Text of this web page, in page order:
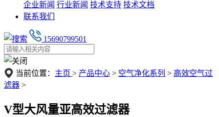
企业新闻 行业新闻 技术支持 技术文档
联系我们
15690799501
当前位置： 主页 > 产品中心 > 空气净化系列 > 高效空气过
滤器 >
V型大风量亚高效过滤器